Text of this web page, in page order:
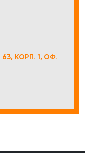
КОРП. 1, ОФ.